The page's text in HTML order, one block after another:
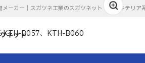
メーカー｜スガツネ工業のスガツネット｜アーキテリア
ネット
1/1
KTH-B057、KTH-B060